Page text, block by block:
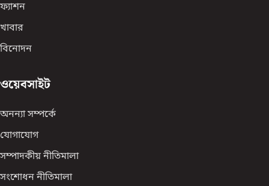
ফ্যাশন
খাবার
বিনোদন
ওয়েবসাইট
অনন্যা সম্পর্কে
যোগাযোগ
সম্পাদকীয় নীতিমালা
সংশোধন নীতিমালা